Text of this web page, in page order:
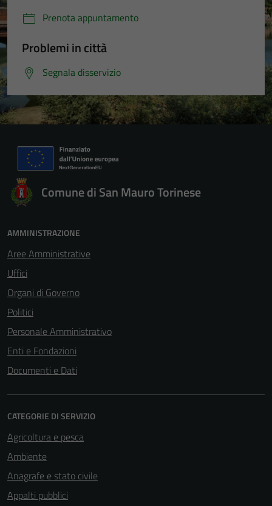
Prenota appuntamento
Problemi in città
Segnala disservizio
Comune di San Mauro Torinese
AMMINISTRAZIONE
Aree Amministrative
Uffici
Organi di Governo
Politici
Personale Amministrativo
Enti e Fondazioni
Documenti e Dati
CATEGORIE DI SERVIZIO
Agricoltura e pesca
Ambiente
Anagrafe e stato civile
Appalti pubblici